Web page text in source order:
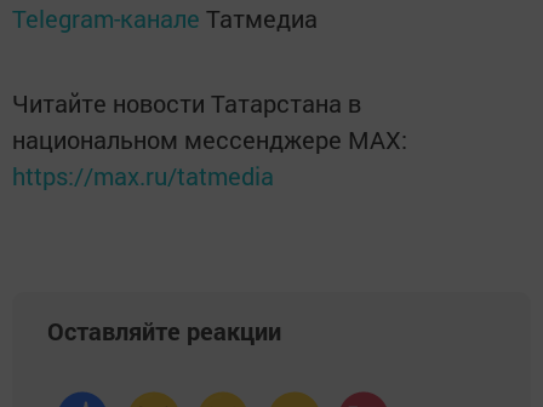
Telegram-канале Татмедиа
Читайте новости Татарстана в
национальном мессенджере MАХ:
https://max.ru/tatmedia
Оставляйте реакции